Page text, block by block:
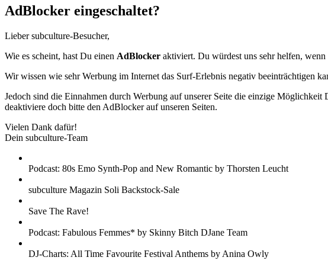
AdBlocker eingeschaltet?
Lieber subculture-Besucher,
Wie es scheint, hast Du einen AdBlocker aktiviert. Du würdest uns sehr helfen,
Wir wissen wie sehr Werbung im Internet das Surf-Erlebnis negativ beeinträchtigen
Jedoch sind die Einnahmen durch Werbung auf unserer Seite die einzige
deaktiviere doch bitte den AdBlocker auf unseren Seiten.
Vielen Dank dafür!
Dein subculture-Team
Podcast: 80s Emo Synth-Pop and New Romantic by Thorsten Leucht
subculture Magazin Soli Backstock-Sale
Save The Rave!
Podcast: Fabulous Femmes* by Skinny Bitch DJane Team
DJ-Charts: All Time Favourite Festival Anthems by Anina Owly